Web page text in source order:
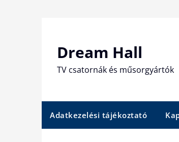
Dream Hall
TV csatornák és műsorgyártók
Adatkezelési tájékoztató